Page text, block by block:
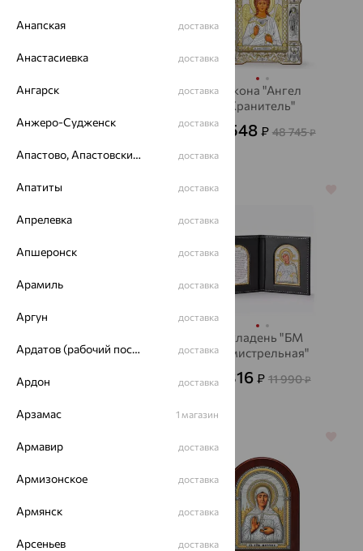
Икона "Ангел
от 3 888₽ 10 800
Икона "Ангел
Хранитель"
17 548 ₽ 48 745₽
64%
7 793
64%
Складень "БМ
Семистрельная"
4 316 ₽ 11 990₽
Анапская доставка
Анастасиевка доставка
Ангарск доставка
Анжеро-Судженск доставка
Апастово, Апастовский район доставка
Апатиты доставка
Апрелевка доставка
Апшеронск доставка
Арамиль доставка
Аргун доставка
Ардатов (рабочий поселок) доставка
Ардон доставка
Арзамас 1 магазин
Армавир доставка
Армизонское доставка
Армянск доставка
Арсеньев доставка